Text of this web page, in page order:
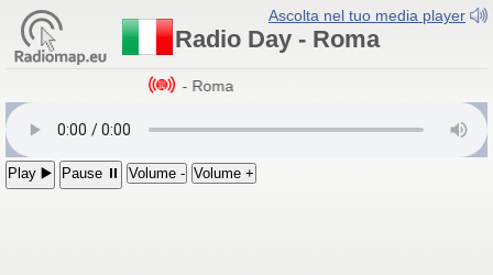
Ascolta nel tuo media player
Radio Day - Roma
Radio Day - Roma
Play ▶️ Pause ⏸ Volume - Volume +